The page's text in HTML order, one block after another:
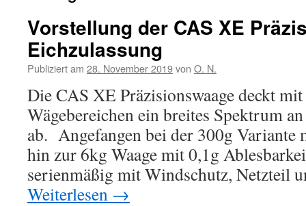
Vorstellung der CAS XE
Eichzulassung
Publiziert am 28. November 2019von O. N.
Die CAS XE Präzisionswaage deckt
Wägebereichen ein breites Spektrum
ab. Angefangen bei der 300g Variante
hin zur 6kg Waage mit 0,1g
serienmäßig mit Windschutz, Netzteil
Weiterlesen →